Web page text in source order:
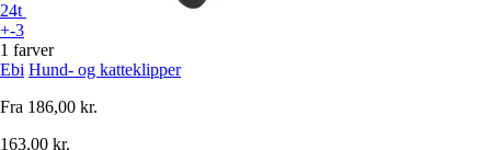
24t
+-3
1 farver
Ebi Hund- og katteklipper
Fra 186,00 kr.
163,00 kr.